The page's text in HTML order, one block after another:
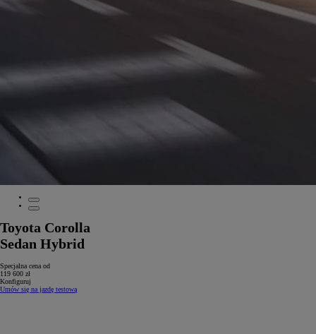
Toyota Corolla
Sedan Hybrid
Specjalna cena od
119 600 zł
Konfiguruj
Umów się na jazdę testową